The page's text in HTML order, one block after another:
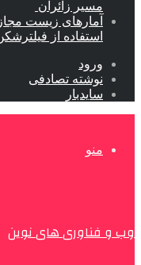
مسیر زائران
آمارهای زیست
استفاده از
ورود
نوشته تصادفی
سایدبار
منو
وب و فناوری های نوین